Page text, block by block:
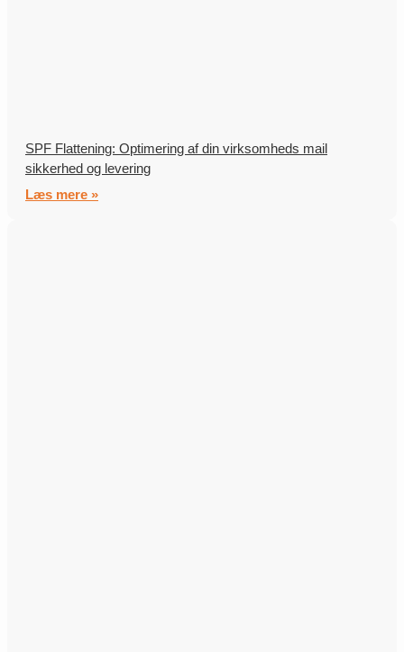
SPF Flattening: Optimering af din virksomheds mail
sikkerhed og levering
Læs mere »